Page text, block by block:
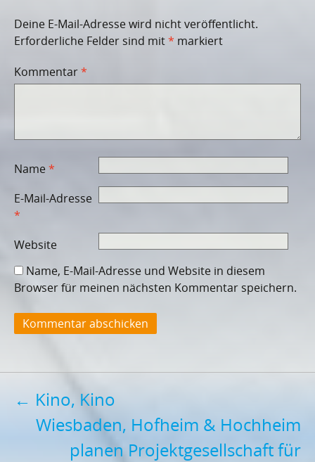
Deine E-Mail-Adresse wird nicht veröffentlicht.
Erforderliche Felder sind mit* markiert
Kommentar*
Name*
E-Mail-Adresse
*
Website
Name, E-Mail-Adresse und Website in diesem
Browser für meinen nächsten Kommentar speichern.
Post
navigation
← Kino, Kino
Wiesbaden, Hofheim & Hochheim
planen Projektgesellschaft für